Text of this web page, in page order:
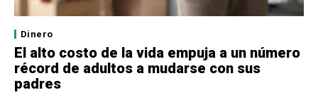
Dinero
El alto costo de la vida empuja a un número
récord de adultos a mudarse con sus
padres